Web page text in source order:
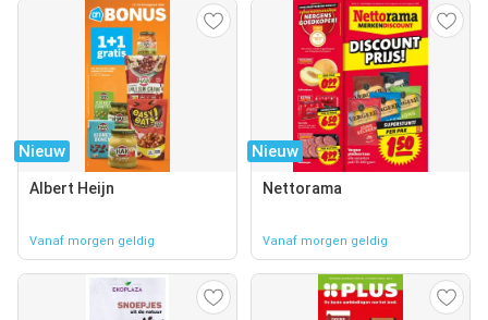
Nieuw
Albert Heijn
Vanaf morgen geldig
Nieuw
Nettorama
Vanaf morgen geldig